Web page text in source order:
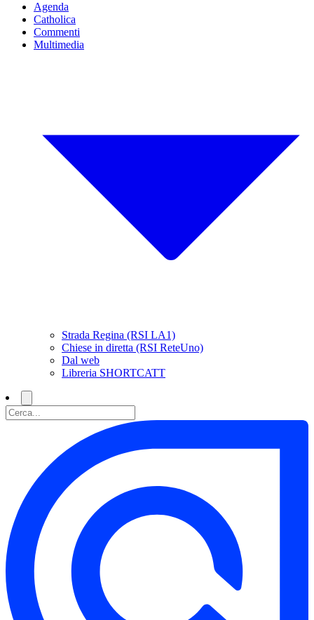
Agenda
Catholica
Commenti
Multimedia
Strada Regina (RSI LA1)
Chiese in diretta (RSI ReteUno)
Dal web
Libreria SHORTCATT